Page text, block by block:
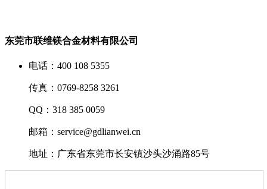
东莞市联维镁合金材料有限公司
电话：400 108 5355
传真：0769-8258 3261
QQ：318 385 0059
邮箱：service@gdlianwei.cn
地址：广东省东莞市长安镇沙头沙涌路85号